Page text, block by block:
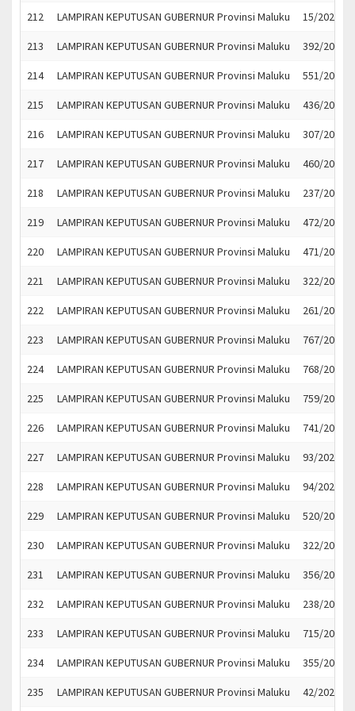
212 LAMPIRAN KEPUTUSAN GUBERNUR Provinsi Maluku 15/2022
213 LAMPIRAN KEPUTUSAN GUBERNUR Provinsi Maluku 392/2021
214 LAMPIRAN KEPUTUSAN GUBERNUR Provinsi Maluku 551/2021
215 LAMPIRAN KEPUTUSAN GUBERNUR Provinsi Maluku 436/2021
216 LAMPIRAN KEPUTUSAN GUBERNUR Provinsi Maluku 307/2021
217 LAMPIRAN KEPUTUSAN GUBERNUR Provinsi Maluku 460/2021
218 LAMPIRAN KEPUTUSAN GUBERNUR Provinsi Maluku 237/2021
219 LAMPIRAN KEPUTUSAN GUBERNUR Provinsi Maluku 472/2021
220 LAMPIRAN KEPUTUSAN GUBERNUR Provinsi Maluku 471/2021
221 LAMPIRAN KEPUTUSAN GUBERNUR Provinsi Maluku 322/2021
222 LAMPIRAN KEPUTUSAN GUBERNUR Provinsi Maluku 261/2021
223 LAMPIRAN KEPUTUSAN GUBERNUR Provinsi Maluku 767/2021
224 LAMPIRAN KEPUTUSAN GUBERNUR Provinsi Maluku 768/2021
225 LAMPIRAN KEPUTUSAN GUBERNUR Provinsi Maluku 759/2021
226 LAMPIRAN KEPUTUSAN GUBERNUR Provinsi Maluku 741/2021
227 LAMPIRAN KEPUTUSAN GUBERNUR Provinsi Maluku 93/2021
228 LAMPIRAN KEPUTUSAN GUBERNUR Provinsi Maluku 94/2021
229 LAMPIRAN KEPUTUSAN GUBERNUR Provinsi Maluku 520/2021
230 LAMPIRAN KEPUTUSAN GUBERNUR Provinsi Maluku 322/2021
231 LAMPIRAN KEPUTUSAN GUBERNUR Provinsi Maluku 356/2021
232 LAMPIRAN KEPUTUSAN GUBERNUR Provinsi Maluku 238/2021
233 LAMPIRAN KEPUTUSAN GUBERNUR Provinsi Maluku 715/2021
234 LAMPIRAN KEPUTUSAN GUBERNUR Provinsi Maluku 355/2021
235 LAMPIRAN KEPUTUSAN GUBERNUR Provinsi Maluku 42/2021